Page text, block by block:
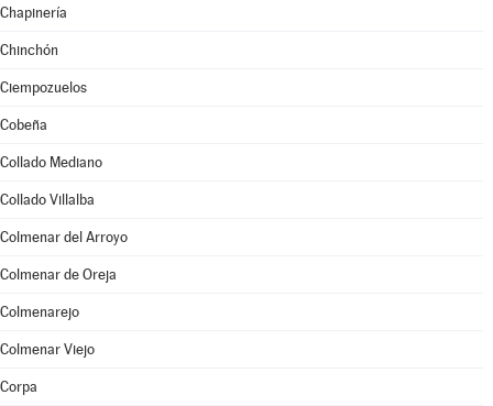
Chapinería
Chinchón
Ciempozuelos
Cobeña
Collado Mediano
Collado Villalba
Colmenar del Arroyo
Colmenar de Oreja
Colmenarejo
Colmenar Viejo
Corpa